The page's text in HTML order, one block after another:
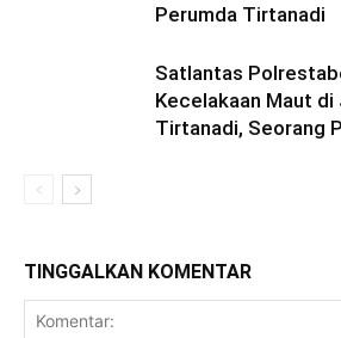
Perumda Tirtanadi
Satlantas
Kecelakaan Maut di
Tirtanadi, Seorang
TINGGALKAN KOMENTAR